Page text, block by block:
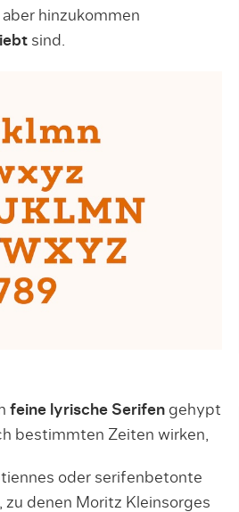
hinzukommen
sind.
feine lyrische Serifengehypt
bestimmten Zeiten wirken,
oder serifenbetonte
zu denen Moritz Kleinsorges